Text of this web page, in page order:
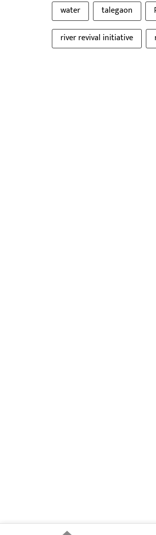
water talegaon
river revival initiative